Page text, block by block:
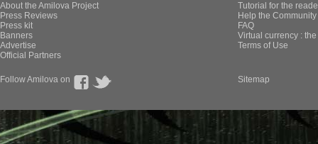
About the Amilova Project
Press Reviews
Press kit
Banners
Advertise
Official Partners
Tutorial for the
Help the
FAQ
Virtual currency :
Terms of Use
Follow Amilova on Sitemap